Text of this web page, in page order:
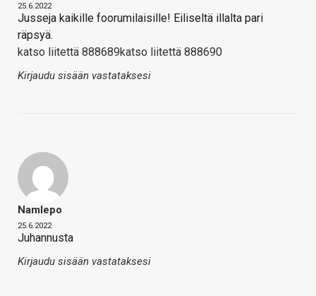
25.6.2022
Jusseja kaikille foorumilaisille! Eiliseltä illalta pari
räpsyä.
katso liitettä 888689katso liitettä 888690
Kirjaudu sisään vastataksesi
Namlepo
25.6.2022
Juhannusta
Kirjaudu sisään vastataksesi